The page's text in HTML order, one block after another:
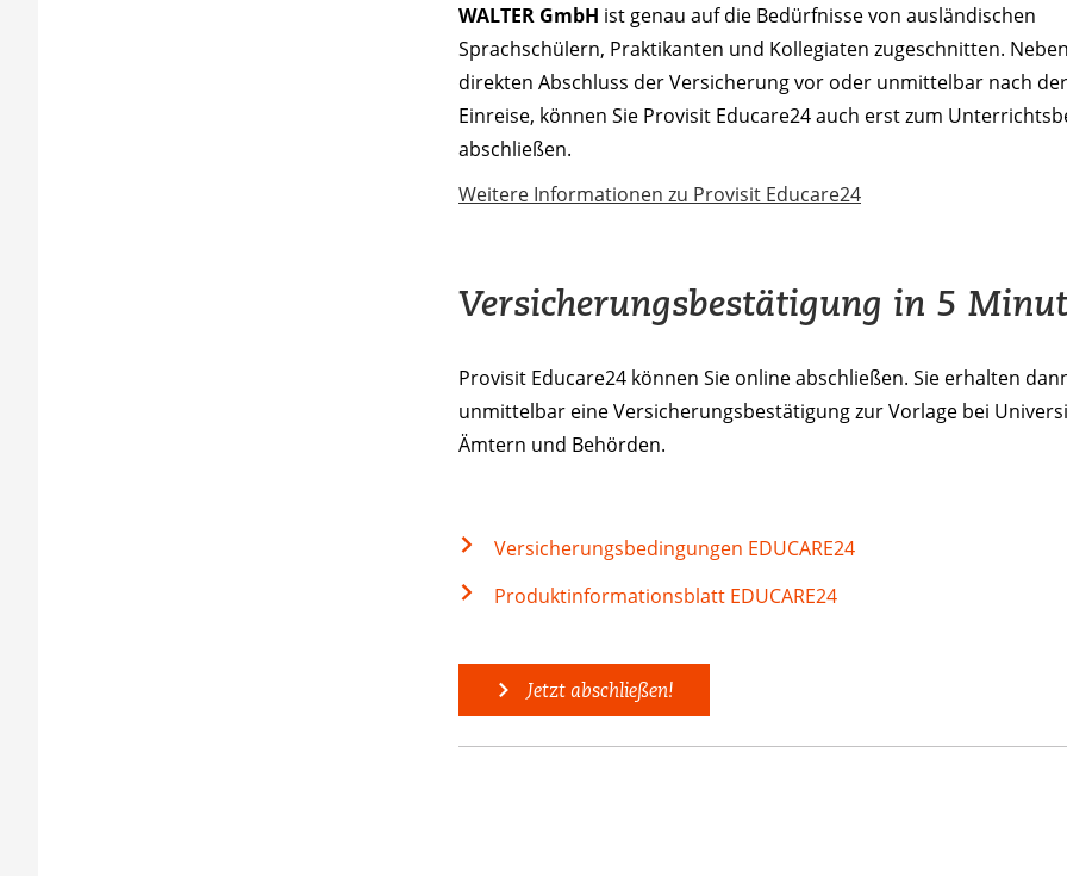
WALTER GmbH ist genau auf die Bedürfnisse von ausländischen
Sprachschülern, Praktikanten und Kollegiaten zugeschnitten.
direkten Abschluss der Versicherung vor oder unmittelbar nach der
Einreise, können Sie Provisit Educare24 auch erst zum
abschließen.
Weitere Informationen zu Provisit Educare24
Versicherungsbestätigung in 5
Provisit Educare24 können Sie online abschließen. Sie erhalten
unmittelbar eine Versicherungsbestätigung zur Vorlage bei
Ämtern und Behörden.
Versicherungsbedingungen EDUCARE24
Produktinformationsblatt EDUCARE24
Jetzt abschließen!